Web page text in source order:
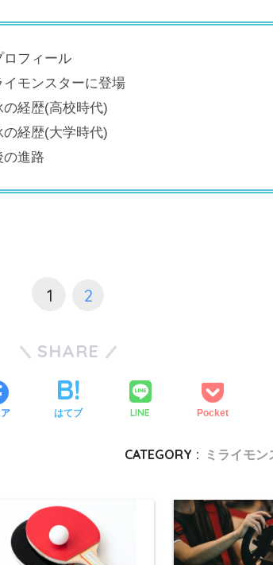
ロフィール
モンスターに登場
経歴(高校時代)
経歴(大学時代)
の進路
1 2
SHARE
はてブ LINE Pocket
CATEGORY : ミライモン